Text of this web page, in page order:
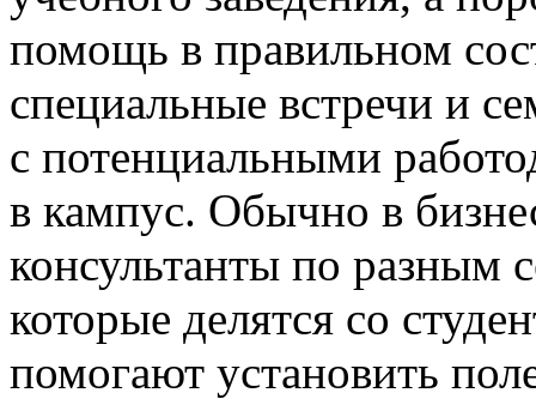
помощь в правильном
специальные встречи и
с потенциальными
в кампус. Обычно в
консультанты по разным
которые делятся со
помогают установить